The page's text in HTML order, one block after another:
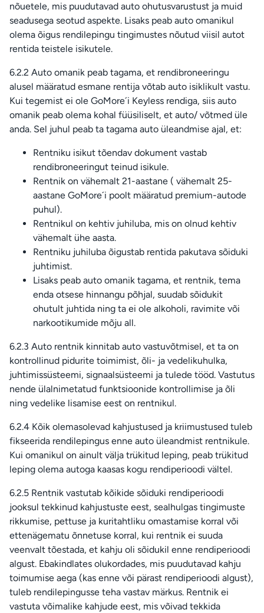
nõuetele, mis puudutavad auto ohutusvarustust ja muid
seadusega seotud aspekte. Lisaks peab auto omanikul
olema õigus rendilepingu tingimustes nõutud viisil autot
rentida teistele isikutele.
6.2.2 Auto omanik peab tagama, et rendibroneeringu
alusel määratud esmane rentija võtab auto isiklikult vastu.
Kui tegemist ei ole GoMore´i Keyless rendiga, siis auto
omanik peab olema kohal füüsiliselt, et auto/ võtmed üle
anda. Sel juhul peab ta tagama auto üleandmise ajal, et:
Rentniku isikut tõendav dokument vastab
rendibroneeringut teinud isikule.
Rentnik on vähemalt 21-aastane ( vähemalt 25-
aastane GoMore´i poolt määratud premium-autode
puhul).
Rentnikul on kehtiv juhiluba, mis on olnud kehtiv
vähemalt ühe aasta.
Rentniku juhiluba õigustab rentida pakutava sõiduki
juhtimist.
Lisaks peab auto omanik tagama, et rentnik, tema
enda otsese hinnangu põhjal, suudab sõidukit
ohutult juhtida ning ta ei ole alkoholi, ravimite või
narkootikumide mõju all.
6.2.3 Auto rentnik kinnitab auto vastuvõtmisel, et ta on
kontrollinud pidurite toimimist, õli- ja vedelikuhulka,
juhtimissüsteemi, signaalsüsteemi ja tulede tööd. Vastutus
nende ülalnimetatud funktsioonide kontrollimise ja õli
ning vedelike lisamise eest on rentnikul.
6.2.4 Kõik olemasolevad kahjustused ja kriimustused tuleb
fikseerida rendilepingus enne auto üleandmist rentnikule.
Kui omanikul on ainult välja trükitud leping, peab trükitud
leping olema autoga kaasas kogu rendiperioodi vältel.
6.2.5 Rentnik vastutab kõikide sõiduki rendiperioodi
jooksul tekkinud kahjustuste eest, sealhulgas tingimuste
rikkumise, pettuse ja kuritahtliku omastamise korral või
ettenägematu õnnetuse korral, kui rentnik ei suuda
veenvalt tõestada, et kahju oli sõidukil enne rendiperioodi
algust. Ebakindlates olukordades, mis puudutavad kahju
toimumise aega (kas enne või pärast rendiperioodi algust),
tuleb rendilepingusse teha vastav märkus. Rentnik ei
vastuta võimalike kahjude eest, mis võivad tekkida